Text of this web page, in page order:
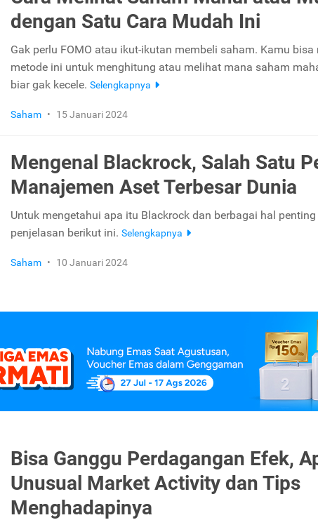
dengan Satu Cara Mudah Ini
Gak perlu FOMO atau ikut-ikutan membeli saham. Kamu bisa
metode ini untuk menghitung atau melihat mana saham
biar gak kecele. Selengkapnya
Saham • 15 Januari 2024
Mengenal Blackrock, Salah Satu
Manajemen Aset Terbesar Dunia
Untuk mengetahui apa itu Blackrock dan berbagai hal
penjelasan berikut ini. Selengkapnya
Saham • 10 Januari 2024
Bisa Ganggu Perdagangan Efek,
Unusual Market Activity dan Tips
Menghadapinya